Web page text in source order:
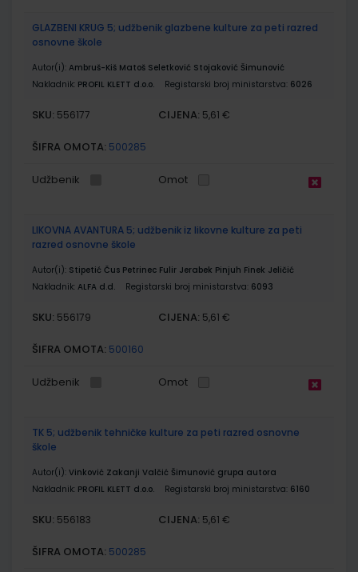
GLAZBENI KRUG 5; udžbenik glazbene kulture za peti razred
osnovne škole
Autor(i): Ambruš-Kiš Matoš Seletković Stojaković Šimunović
Nakladnik: PROFIL KLETT d.o.o. Registarski broj ministarstva: 6026
SKU: 556177 CIJENA: 5,61 €
ŠIFRA OMOTA: 500285
Udžbenik Omot
LIKOVNA AVANTURA 5; udžbenik iz likovne kulture za peti
razred osnovne škole
Autor(i): Stipetić Čus Petrinec Fulir Jerabek Pinjuh Finek Jeličić
Nakladnik: ALFA d.d. Registarski broj ministarstva: 6093
SKU: 556179 CIJENA: 5,61 €
ŠIFRA OMOTA: 500160
Udžbenik Omot
TK 5; udžbenik tehničke kulture za peti razred osnovne
škole
Autor(i): Vinković Zakanji Valčić Šimunović grupa autora
Nakladnik: PROFIL KLETT d.o.o. Registarski broj ministarstva: 6160
SKU: 556183 CIJENA: 5,61 €
ŠIFRA OMOTA: 500285